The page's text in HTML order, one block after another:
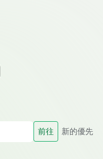
前往 新的優先